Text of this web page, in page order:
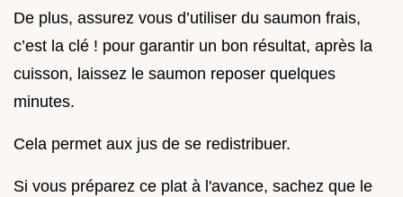
De plus, assurez vous d’utiliser du saumon frais,
c’est la clé ! pour garantir un bon résultat, après la
cuisson, laissez le saumon reposer quelques
minutes.
Cela permet aux jus de se redistribuer.
Si vous préparez ce plat à l'avance, sachez que le